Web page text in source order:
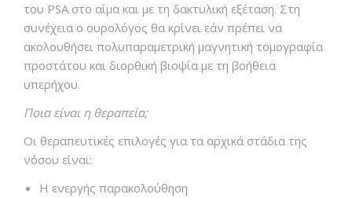
του PSA στο αίμα και με τη δακτυλική εξέταση. Στη
συνέχεια ο ουρολόγος θα κρίνει εάν πρέπει να
ακολουθήσει πολυπαραμετρική μαγνητική τομογραφία
προστάτου και διορθική βιοψία με τη βοήθεια
υπερήχου.
Ποια είναι η θεραπεία;
Οι θεραπευτικές επιλογές για τα αρχικά στάδια της
νόσου είναι:
Η ενεργής παρακολούθηση